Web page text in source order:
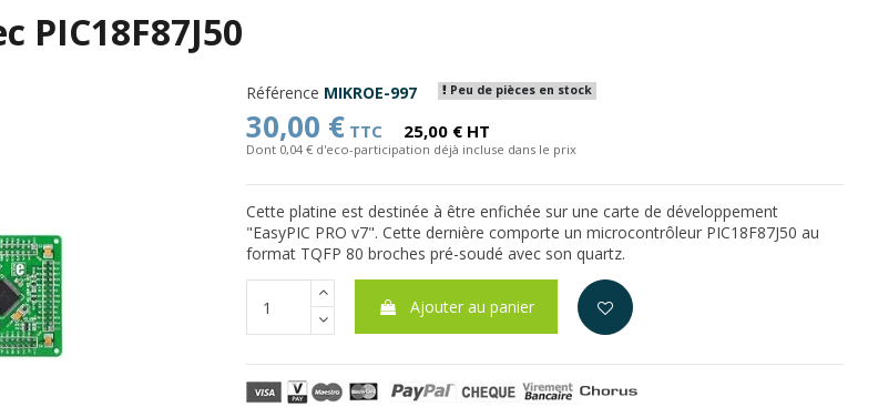
PIC18F87J50
Référence MIKROE-997 Peu de pièces en stock
30,00 € TTC 25,00 € HT
Dont 0,04 € d'eco-participation déjà incluse dans le prix
Cette platine est destinée à être enfichée sur une carte de développement
"EasyPIC PRO v7". Cette dernière comporte un microcontrôleur PIC18F87J50 au
format TQFP 80 broches pré-soudé avec son quartz.
Ajouter au panier